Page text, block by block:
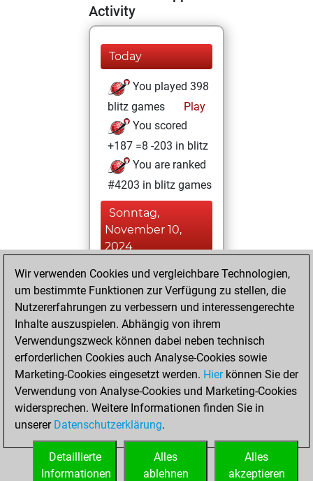
Activity
Today
You played 398
blitz games
Play
You scored
+187 =8 -203 in blitz
You are ranked
#4203 in blitz games
Sonntag,
November 10,
2024
You played 2
bullet games
Play
=0 -2 in bullet
Sonntag,
September 25,
2016
You created
your Play account
Wir verwenden Cookies und vergleichbare Technologien,
um bestimmte Funktionen zur Verfügung zu stellen, die
Nutzererfahrungen zu verbessern und interessengerechte
Inhalte auszuspielen. Abhängig von ihrem
Verwendungszweck können dabei neben technisch
erforderlichen Cookies auch Analyse-Cookies sowie
Marketing-Cookies eingesetzt werden. Hierkönnen Sie der
Verwendung von Analyse-Cookies und Marketing-Cookies
widersprechen. Weitere Informationen finden Sie in
unserer Datenschutzerklärung.
Alles
akzeptieren
Alles
ablehnen
Detaillierte
Informationen